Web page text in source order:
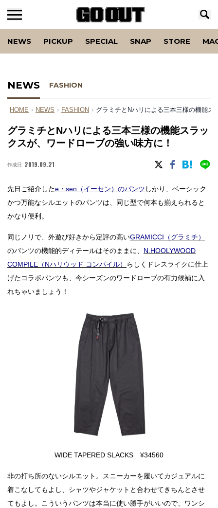
NEWS PICKUP SPECIAL SNAP STORE
NEWS FASHION
HOME › NEWS › FASHION › グラミチとNハリによる三本三様の機能
グラミチとNハリによる三本三様の機能スラッ
クスが、ワードローブの強い味方に！
作成日 2019.09.21
先日ご紹介したe・sen（イーセン）のパンツ しかり、ベーシック
かつ万能なシルエットのパンツは、同じ型で何本も揃えられると
かなり便利。
同じノリで、外遊び好きから定評の高いGRAMICCI（グラミチ）
のパンツの機能的ディテールはそのままに、 N.HOOLYWOOD
COMPILE（Nハリウッド コンパイル）
らしくドレスライクに仕上
げたコラボパンツも、今シーズンのワードローブの有力候補に入
れちゃいましょう！
WIDE TAPERED SLACKS ¥34560
非の打ち所のないシルエット。スニーカーを履いてカジュアルに
着こなしてもよし、シャツやジャケットと合わせてきちんとさせ
てもよし。こういうパンツは本当に使い勝手がいいので、ワンシ